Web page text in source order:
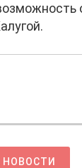
НОВОСТИ